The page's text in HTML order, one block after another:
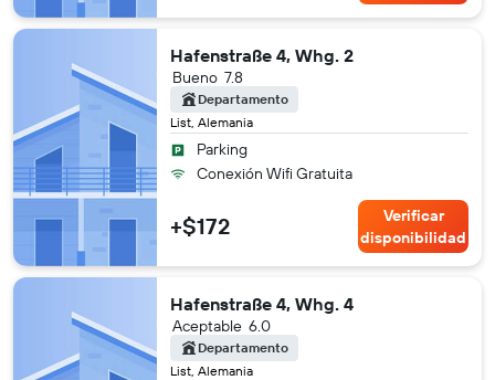
Hafenstraße 4, Whg. 2
List, Alemania
7.8
Bueno
Departamento
Parking
Conexión Wifi Gratuita
+$172
Verificar
disponibilidad
Hafenstraße 4, Whg. 4
List, Alemania
6.0
Aceptable
Departamento